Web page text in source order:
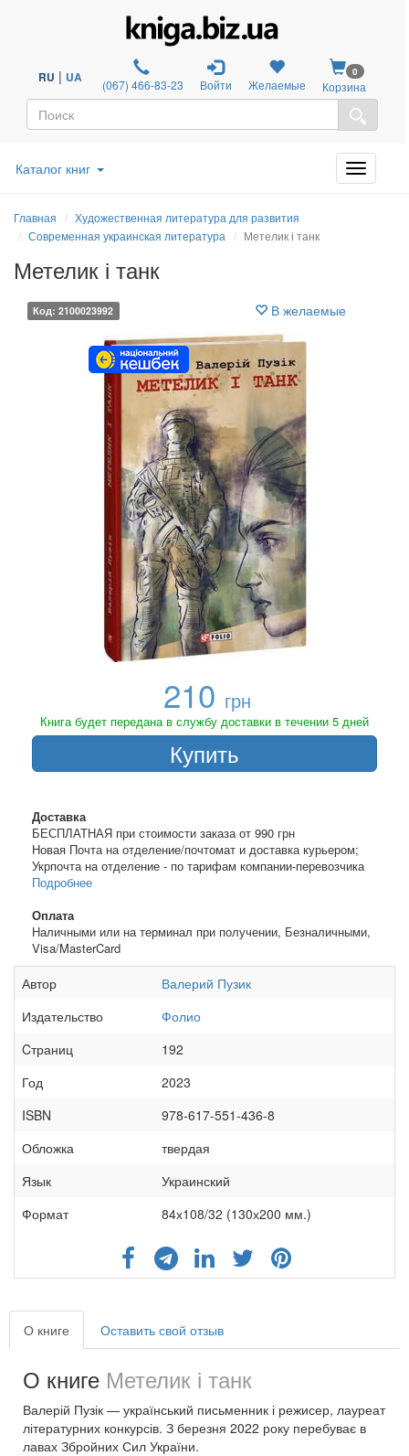
RU | UA (067) 466-83-23 Войти Желаемые
0
Корзина
Каталог книг
Главная
Художественная литература для развития
Современная украинская литература
Метелик і танк
Метелик і танк
Код: 2100023992 В желаемые
210 грн
Книга будет передана в службу доставки в течении 5 дней
Купить
Доставка
БЕСПЛАТНАЯ при стоимости заказа от 990 грн
Новая Почта на отделение/почтомат и доставка курьером;
Укрпочта на отделение - по тарифам компании-перевозчика
Подробнее
Оплата
Наличными или на терминал при получении, Безналичными,
Visa/MasterCard
Автор
Валерий Пузик
Издательство
Фолио
Cтраниц
192
Год
2023
ISBN
978-617-551-436-8
Обложка
твердая
Язык
Украинский
Формат
84х108/32 (130х200 мм.)
О книге Оставить свой отзыв
О книге Метелик і танк
Валерій Пузік — український письменник і режисер, лауреат
літературних конкурсів. З березня 2022 року перебуває в
лавах Збройних Сил України.